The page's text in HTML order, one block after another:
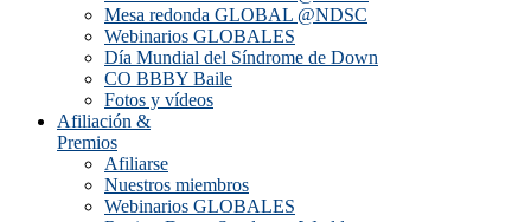
Mesa redonda GLOBAL @NDSC
Webinarios GLOBALES
Día Mundial del Síndrome de Down
CO BBBY Baile
Fotos y vídeos
Afiliación &
Premios
Afiliarse
Nuestros miembros
Webinarios GLOBALES